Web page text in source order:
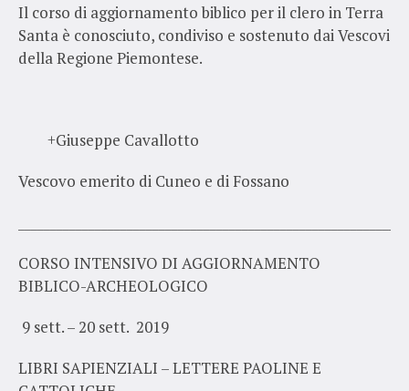
Il corso di aggiornamento biblico per il clero in Terra
Santa è conosciuto, condiviso e sostenuto dai Vescovi
della Regione Piemontese.
+Giuseppe Cavallotto
Vescovo emerito di Cuneo e di Fossano
CORSO INTENSIVO DI AGGIORNAMENTO
BIBLICO-ARCHEOLOGICO
9 sett. – 20 sett. 2019
LIBRI SAPIENZIALI – LETTERE PAOLINE E